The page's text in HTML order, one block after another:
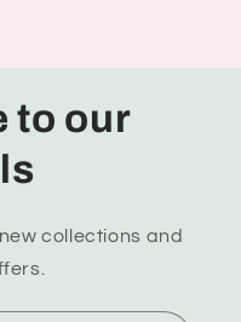
to our
collections and